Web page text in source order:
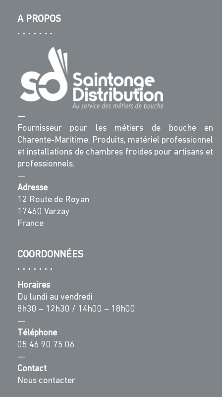
A PROPOS
—
Fournisseur pour les métiers de bouche en
Charente-Maritime. Produits, matériel professionnel
et installations de chambres froides pour artisans et
professionnels.
—
Adresse
12 Route de Royan
17460 Varzay
France
COORDONNÉES
Horaires
Du lundi au vendredi
8h30 – 12h30 / 14h00 – 18h00
—
Téléphone
05 46 90 75 06
—
Contact
Nous contacter